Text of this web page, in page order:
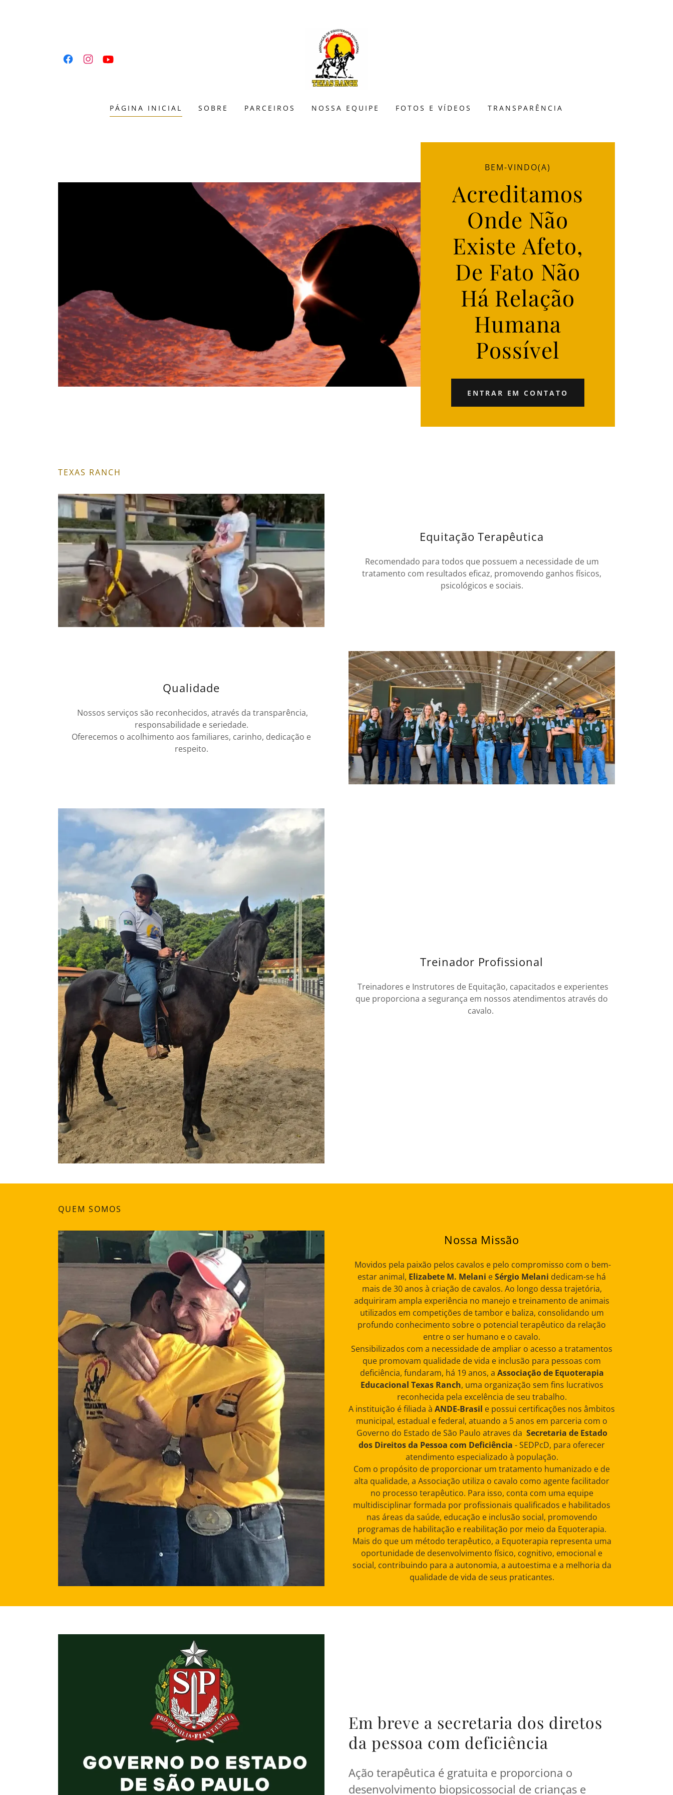
PÁGINA INICIAL SOBRE PARCEIROS NOSSA EQUIPE FOTOS E VÍDEOS TRANSPARÊNCIA
BEM-VINDO(A)
Acreditamos
Onde Não
Existe Afeto,
De Fato Não
Há Relação
Humana
Possível
ENTRAR EM CONTATO
TEXAS RANCH
Equitação Terapêutica
Recomendado para todos que possuem a necessidade de um
tratamento com resultados eficaz, promovendo ganhos físicos,
psicológicos e sociais.
Qualidade
Nossos serviços são reconhecidos, através da transparência,
responsabilidade e seriedade.
Oferecemos o acolhimento aos familiares, carinho, dedicação e
respeito.
Treinador Profissional
Treinadores e Instrutores de Equitação, capacitados e experientes
que proporciona a segurança em nossos atendimentos através do
cavalo.
QUEM SOMOS
Nossa Missão
Movidos pela paixão pelos cavalos e pelo compromisso com o bem-
estar animal, Elizabete M. Melani eSérgio Melani dedicam-se há
mais de 30 anos à criação de cavalos. Ao longo dessa trajetória,
adquiriram ampla experiência no manejo e treinamento de animais
utilizados em competições de tambor e baliza, consolidando um
profundo conhecimento sobre o potencial terapêutico da relação
entre o ser humano e o cavalo.
Sensibilizados com a necessidade de ampliar o acesso a tratamentos
que promovam qualidade de vida e inclusão para pessoas com
deficiência, fundaram, há 19 anos, a Associação de Equoterapia
Educacional Texas Ranch, uma organização sem fins lucrativos
reconhecida pela excelência de seu trabalho.
A instituição é filiada à ANDE-Brasil e possui certificações nos âmbitos
municipal, estadual e federal, atuando a 5 anos em parceria com o
Governo do Estado de São Paulo atraves da Secretaria de Estado
dos Direitos da Pessoa com Deficiência - SEDPcD, para oferecer
atendimento especializado à população.
Com o propósito de proporcionar um tratamento humanizado e de
alta qualidade, a Associação utiliza o cavalo como agente facilitador
no processo terapêutico. Para isso, conta com uma equipe
multidisciplinar formada por profissionais qualificados e habilitados
nas áreas da saúde, educação e inclusão social, promovendo
programas de habilitação e reabilitação por meio da Equoterapia.
Mais do que um método terapêutico, a Equoterapia representa uma
oportunidade de desenvolvimento físico, cognitivo, emocional e
social, contribuindo para a autonomia, a autoestima e a melhoria da
qualidade de vida de seus praticantes.
Em breve a secretaria dos diretos
da pessoa com deficiência
Ação terapêutica é gratuita e proporciona o
desenvolvimento biopsicossocial de crianças e